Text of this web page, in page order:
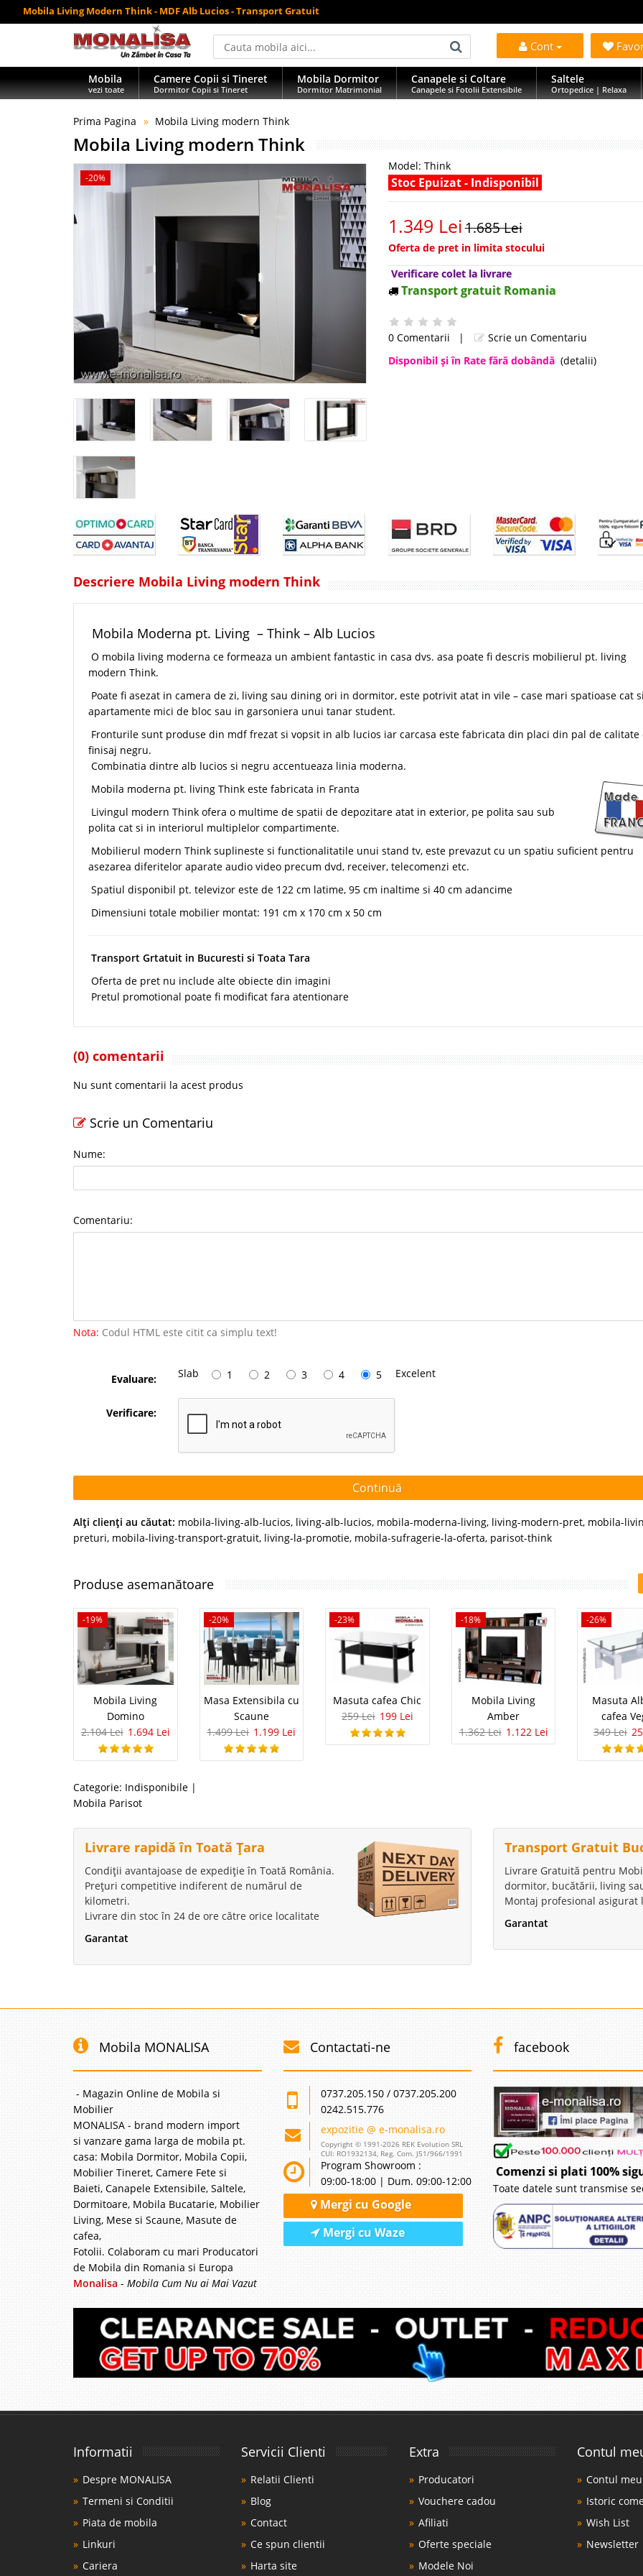
Mobila Living Modern Think - MDF Alb Lucios - Transport Gratuit
Cont
Mobila
vezi toate
Camere Copii si Tineret
Dormitor Copii si Tineret
Mobila Dormitor
Dormitor Matrimonial
Canapele si Coltare
Canapele si Fotolii Extensibile
Saltele
Ortopedice | Relaxa
Prima Pagina Mobila Living modern Think
Mobila Living modern Think
-20%
Model: Think
Stoc Epuizat - Indisponibil
1.349 Lei1.685 Lei
Oferta de pret in limita stocului
Verificare colet la livrare
Transport gratuit Romania
0 Comentarii |
Scrie un Comentariu
Disponibil şi în Rate fără dobândă (detalii)
Descriere Mobila Living modern Think
Mobila Moderna pt. Living – Think – Alb Lucios
O mobila living moderna ce formeaza un ambient fantastic in casa dvs. asa poate fi descris mobilierul pt. living
modern Think.
Poate fi asezat in camera de zi, living sau dining ori in dormitor, este potrivit atat in vile – case mari spatioase cat
apartamente mici de bloc sau in garsoniera unui tanar student.
Fronturile sunt produse din mdf frezat si vopsit in alb lucios iar carcasa este fabricata din placi din pal de calitate
finisaj negru.
Combinatia dintre alb lucios si negru accentueaza linia moderna.
Mobila moderna pt. living Think este fabricata in Franta
Livingul modern Think ofera o multime de spatii de depozitare atat in exterior, pe polita sau sub
polita cat si in interiorul multiplelor compartimente.
Mobilierul modern Think suplineste si functionalitatile unui stand tv, este prevazut cu un spatiu suficient pentru
asezarea diferitelor aparate audio video precum dvd, receiver, telecomenzi etc.
Spatiul disponibil pt. televizor este de 122 cm latime, 95 cm inaltime si 40 cm adancime
Dimensiuni totale mobilier montat: 191 cm x 170 cm x 50 cm
Transport Grtatuit in Bucuresti si Toata Tara
Oferta de pret nu include alte obiecte din imagini
Pretul promotional poate fi modificat fara atentionare
(0) comentarii
Nu sunt comentarii la acest produs
Scrie un Comentariu
Nume:
Comentariu:
Nota: Codul HTML este citit ca simplu text!
Evaluare: Slab 1 2 3 4 5 Excelent
Verificare:
Continuă
Alţi clienţi au căutat: mobila-living-alb-lucios, living-alb-lucios, mobila-moderna-living, living-modern-pret, mobila-
preturi, mobila-living-transport-gratuit, living-la-promotie, mobila-sufragerie-la-oferta, parisot-think
Produse asemanătoare
-19%
Mobila Living
Domino
2.104 Lei 1.694 Lei
-20%
Masa Extensibila cu
Scaune
1.499 Lei 1.199 Lei
-23%
Masuta cafea Chic
259 Lei 199 Lei
-18%
Mobila Living
Amber
1.362 Lei 1.122 Lei
-26%
Masuta
cafea
349 Lei
Categorie: Indisponibile |
Mobila Parisot
Livrare rapidă în Toată Țara
Condiții avantajoase de expediție în Toată România.
Prețuri competitive indiferent de numărul de
kilometri.
Livrare din stoc în 24 de ore către orice localitate
Garantat
Transport Gratuit
Livrare Gratuită pentru
dormitor, bucătării, living
Montaj profesional asigurat
Garantat
Mobila MONALISA
- Magazin Online de Mobila si
Mobilier
MONALISA - brand modern import
si vanzare gama larga de mobila pt.
casa: Mobila Dormitor, Mobila Copii,
Mobilier Tineret, Camere Fete si
Baieti, Canapele Extensibile, Saltele,
Dormitoare, Mobila Bucatarie, Mobilier
Living, Mese si Scaune, Masute de
cafea,
Fotolii. Colaboram cu mari Producatori
de Mobila din Romania si Europa
Monalisa - Mobila Cum Nu ai Mai Vazut
Contactati-ne
0737.205.150 / 0737.205.200
0242.515.776
expozitie @ e-monalisa.ro
Copyright © 1991-2026 REK Evolution SRL
CUI: RO1932134, Reg. Com. J51/966/1991
Program Showroom :
09:00-18:00 | Dum. 09:00-12:00
Mergi cu Google
Mergi cu Waze
facebook
Comenzi si plati 100%
Toate datele sunt transmise
Informatii
Despre MONALISA
Termeni si Conditii
Piata de mobila
Linkuri
Cariera
Servicii Clienti
Relatii Clienti
Blog
Contact
Ce spun clientii
Harta site
Extra
Producatori
Vouchere cadou
Afiliati
Oferte speciale
Modele Noi
Contul
Contul meu
Istoric
Wish List
Newsletter